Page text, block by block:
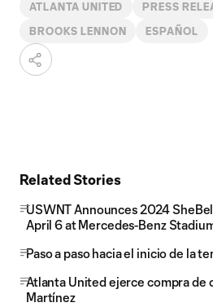
ATLANTA UNITED PRESS
BROOKS LENNON ESPAÑOL
Related Stories
USWNT Announces 2024
April 6 at Mercedes-Benz
Paso a paso hacia el inicio de la
Atlanta United ejerce compra de
Martínez